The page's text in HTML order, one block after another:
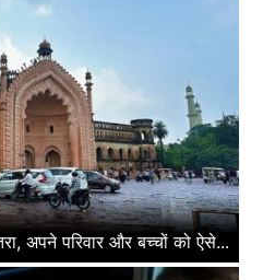
अपने परिवार और बच्चों को ऐसे...